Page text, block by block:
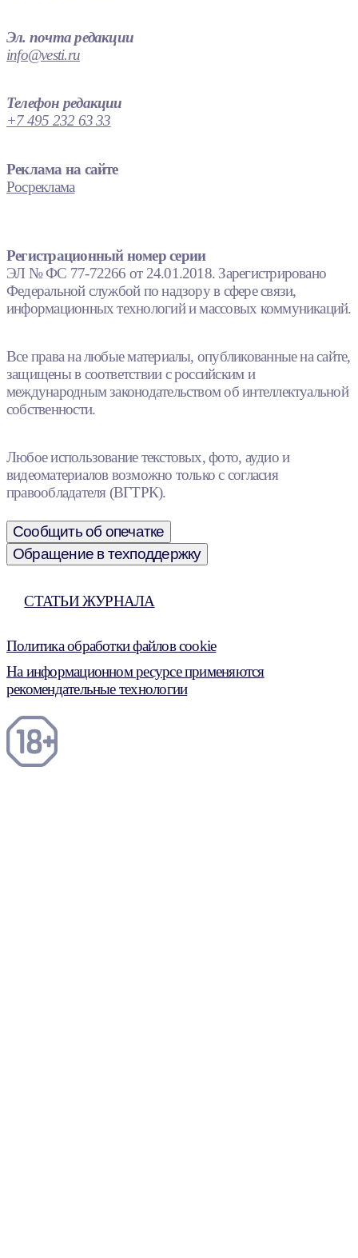
Эл. почта редакции
info@vesti.ru
Телефон редакции
+7 495 232 63 33
Реклама на сайте
Росреклама
Регистрационный номер серии
ЭЛ № ФС 77-72266 от 24.01.2018. Зарегистрировано
Федеральной службой по надзору в сфере связи,
информационных технологий и массовых коммуникаций.
Все права на любые материалы, опубликованные на сайте,
защищены в соответствии с российским и
международным законодательством об интеллектуальной
собственности.
Любое использование текстовых, фото, аудио и
видеоматериалов возможно только с согласия
правообладателя (ВГТРК).
Сообщить об опечатке
Обращение в техподдержку
СТАТЬИ ЖУРНАЛА
Политика обработки файлов cookie
На информационном ресурсе применяются
рекомендательные технологии